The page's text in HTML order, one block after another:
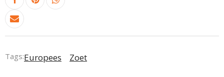
Tags:Europees Zoet